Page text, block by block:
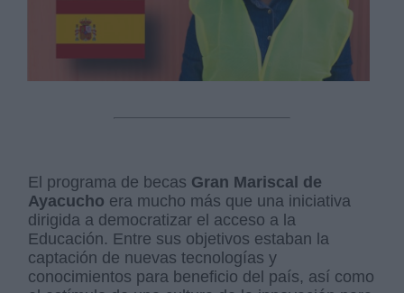
El programa de becas Gran Mariscal de
Ayacucho era mucho más que una iniciativa
dirigida a democratizar el acceso a la
Educación. Entre sus objetivos estaban la
captación de nuevas tecnologías y
conocimientos para beneficio del país, así como